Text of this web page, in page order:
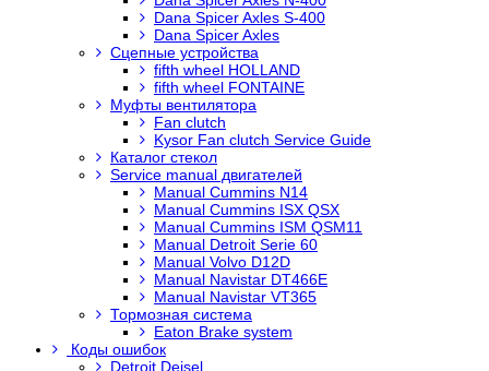
Dana Spicer Axles S-400
Dana Spicer Axles
Сцепные устройства
fifth wheel HOLLAND
fifth wheel FONTAINE
Муфты вентилятора
Fan clutch
Kysor Fan clutch Service Guide
Каталог стекол
Service manual двигателей
Manual Cummins N14
Manual Cummins ISX QSX
Manual Cummins ISM QSM11
Manual Detroit Serie 60
Manual Volvo D12D
Manual Navistar DT466E
Manual Navistar VT365
Тормозная система
Eaton Brake system
Коды ошибок
Detroit Deisel